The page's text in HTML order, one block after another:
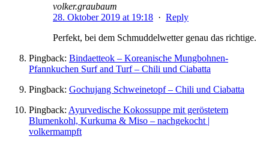
volker.graubaum
28. Oktober 2019 at 19:18 · Reply
Perfekt, bei dem Schmuddelwetter genau das richtige.
Pingback: Bindaetteok – Koreanische Mungbohnen-
Pfannkuchen Surf and Turf – Chili und Ciabatta
Pingback: Gochujang Schweinetopf – Chili und Ciabatta
Pingback: Ayurvedische Kokossuppe mit geröstetem
Blumenkohl, Kurkuma & Miso – nachgekocht |
volkermampft